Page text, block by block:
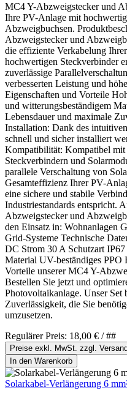
MC4 Y-Abzweigstecker und
Ihre PV-Anlage mit
Abzweigbuchsen.
Abzweigstecker und
die effiziente Verkabelung
hochwertigen Steckverbinder
zuverlässige
verbesserten Leistung und
Eigenschaften und Vorteile
und witterungsbeständigem
Lebensdauer und maximale
Installation: Dank des
schnell und sicher installiert
Kompatibilität: Kompatibel
Steckverbindern und
parallele Verschaltung von
Gesamteffizienz Ihrer PV-
eine sichere und stabile
Industriestandards entspricht.
Abzweigstecker und
den Einsatz in: Wohnanlagen
Grid-Systeme Technische
DC Strom 30 A Schutzart
Material UV-beständiges PPO
Vorteile unserer MC4 Y-
Bestellen Sie jetzt und
Photovoltaikanlage. Unser Set
Zuverlässigkeit, die Sie
umzusetzen.
Regulärer Preis: 18,00 € / ##
Preise exkl. MwSt. zzgl.
In den Warenkorb
Solarkabel-Verlängerung 6